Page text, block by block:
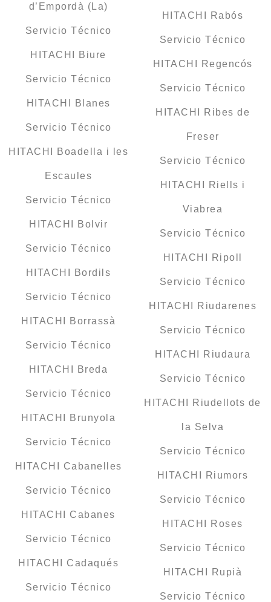
d’Empordà (La)
Servicio Técnico
HITACHI Biure
Servicio Técnico
HITACHI Blanes
Servicio Técnico
HITACHI Boadella i les
Escaules
Servicio Técnico
HITACHI Bolvir
Servicio Técnico
HITACHI Bordils
Servicio Técnico
HITACHI Borrassà
Servicio Técnico
HITACHI Breda
Servicio Técnico
HITACHI Brunyola
Servicio Técnico
HITACHI Cabanelles
Servicio Técnico
HITACHI Cabanes
Servicio Técnico
HITACHI Cadaqués
Servicio Técnico
HITACHI Rabós
Servicio Técnico
HITACHI Regencós
Servicio Técnico
HITACHI Ribes de
Freser
Servicio Técnico
HITACHI Riells i
Viabrea
Servicio Técnico
HITACHI Ripoll
Servicio Técnico
HITACHI Riudarenes
Servicio Técnico
HITACHI Riudaura
Servicio Técnico
HITACHI Riudellots de
la Selva
Servicio Técnico
HITACHI Riumors
Servicio Técnico
HITACHI Roses
Servicio Técnico
HITACHI Rupià
Servicio Técnico